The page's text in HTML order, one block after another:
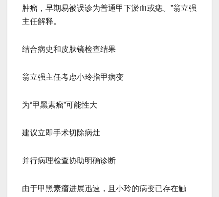
肿瘤，早期易被误诊为普通甲下淤血或痣。”翁立强
主任解释。
结合病史和皮肤镜检查结果
翁立强主任考虑小玲指甲病变
为“甲黑素瘤”可能性大
建议立即手术切除病灶
并行病理检查协助明确诊断
由于甲黑素瘤进展迅速，且小玲的病变已存在触